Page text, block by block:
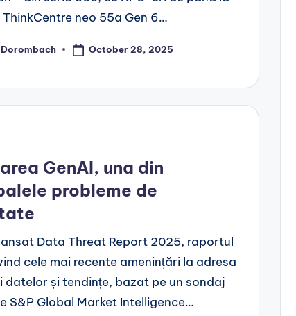
ThinkCentre neo 55a Gen 6…
October 28, 2025
GenAI, una din
probleme de
Data Threat Report 2025, raportul
cele mai recente amenințări la adresa
datelor și tendințe, bazat pe un sondaj
S&P Global Market Intelligence…